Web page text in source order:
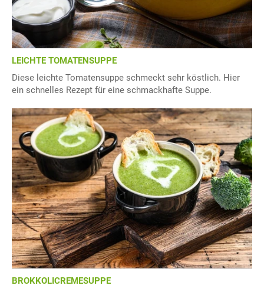
LEICHTE TOMATENSUPPE
Diese leichte Tomatensuppe schmeckt sehr köstlich. Hier
ein schnelles Rezept für eine schmackhafte Suppe.
BROKKOLICREMESUPPE